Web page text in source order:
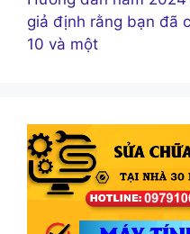
giả định rằng bạn đã
10 và một